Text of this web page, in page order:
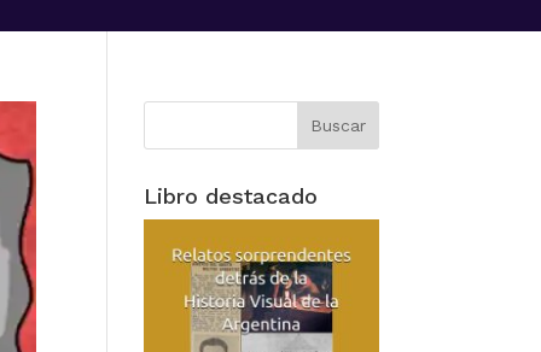
Libro destacado